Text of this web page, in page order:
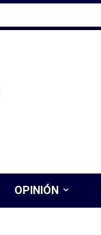
OPINIÓN